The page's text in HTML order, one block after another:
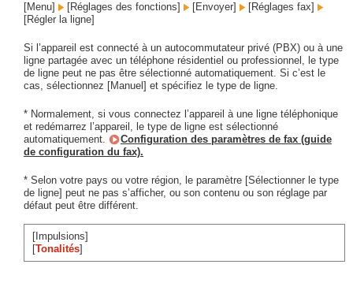
[Menu] [Réglages des fonctions] [Envoyer]
[Réglages fax]
[Régler la ligne]
Si l’appareil est connecté à un autocommutateur privé (PBX) ou à une
ligne partagée avec un téléphone résidentiel ou professionnel, le type
de ligne peut ne pas être sélectionné automatiquement. Si c’est le
cas, sélectionnez [Manuel] et spécifiez le type de ligne.
* Normalement, si vous connectez l’appareil à une ligne téléphonique
et redémarrez l’appareil, le type de ligne est sélectionné
automatiquement.
Configuration des paramètres de fax (guide
de configuration du fax).
* Selon votre pays ou votre région, le paramètre [Sélectionner le type
de ligne] peut ne pas s’afficher, ou son contenu ou son réglage par
défaut peut être différent.
[Impulsions]
[Tonalités]